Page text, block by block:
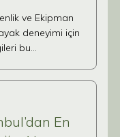
ve Ekipman
deneyimi için
bu…
En